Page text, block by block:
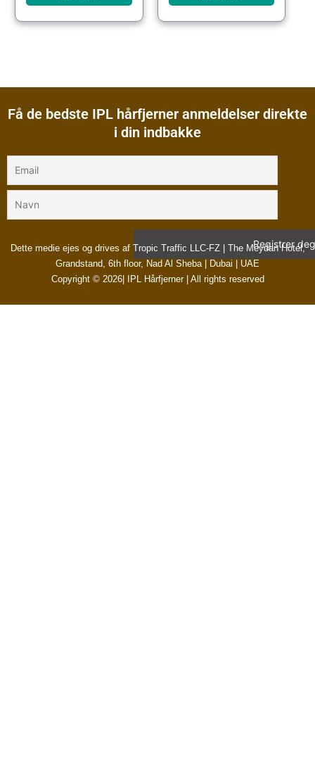
Få de bedste IPL hårfjerner anmeldelser direkte
i din indbakke
Dette medie ejes og drives af Tropic Traffic LLC-FZ | The Meydan Hotel,
Grandstand, 6th floor, Nad Al Sheba | Dubai | UAE
Copyright © 2026| IPL Hårfjerner | All rights reserved